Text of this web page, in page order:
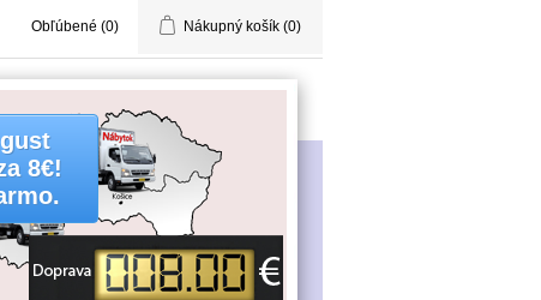
Obľúbené (0) Nákupný košík (0)
8€!